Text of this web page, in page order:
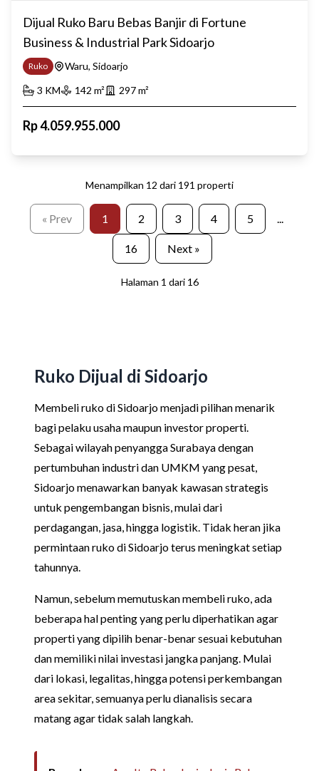
Dijual Ruko Baru Bebas Banjir di Fortune
Business & Industrial Park Sidoarjo
Ruko
Waru, Sidoarjo
3 KM 142 m² 297m²
Rp4.059.955.000
Menampilkan 12 dari 191 properti
« Prev 1 2 3 4 5 ...
16 Next »
Halaman 1 dari 16
Ruko Dijual di Sidoarjo
Membeli ruko di Sidoarjo menjadi pilihan menarik
bagi pelaku usaha maupun investor properti.
Sebagai wilayah penyangga Surabaya dengan
pertumbuhan industri dan UMKM yang pesat,
Sidoarjo menawarkan banyak kawasan strategis
untuk pengembangan bisnis, mulai dari
perdagangan, jasa, hingga logistik. Tidak heran jika
permintaan ruko di Sidoarjo terus meningkat setiap
tahunnya.
Namun, sebelum memutuskan membeli ruko, ada
beberapa hal penting yang perlu diperhatikan agar
properti yang dipilih benar-benar sesuai kebutuhan
dan memiliki nilai investasi jangka panjang. Mulai
dari lokasi, legalitas, hingga potensi perkembangan
area sekitar, semuanya perlu dianalisis secara
matang agar tidak salah langkah.